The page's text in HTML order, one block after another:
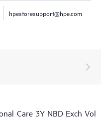
hpestoresupport@hpe.com
Care 3Y NBD Exch Vol